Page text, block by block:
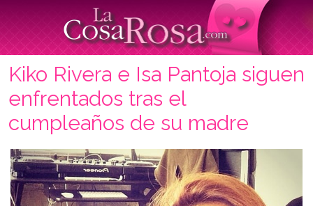
Kiko Rivera e Isa Pantoja siguen
enfrentados tras el
cumpleaños de su madre